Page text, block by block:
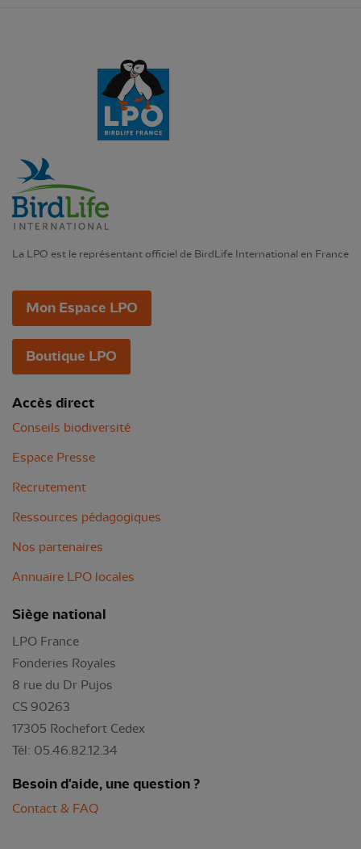
La LPO est le représentant officiel de BirdLife International en France
Mon Espace LPO
Boutique LPO
Accès direct
Conseils biodiversité
Espace Presse
Recrutement
Ressources pédagogiques
Nos partenaires
Annuaire LPO locales
Siège national
LPO France
Fonderies Royales
8 rue du Dr Pujos
CS 90263
17305 Rochefort Cedex
Tél: 05.46.82.12.34
Besoin d'aide, une question ?
Contact & FAQ